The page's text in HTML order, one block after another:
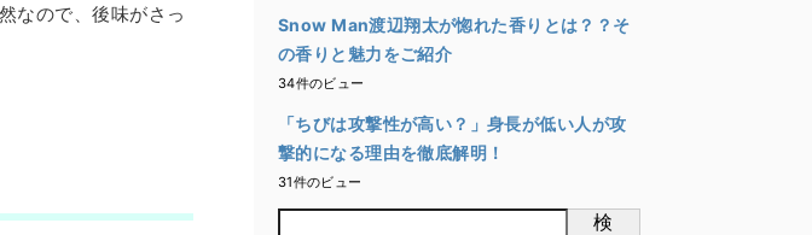
なので、後味がさっ
Snow Man渡辺翔太が惚れた香りとは？？そ
の香りと魅力をご紹介
34件のビュー
「ちびは攻撃性が高い？」身長が低い人が攻
撃的になる理由を徹底解明！
31件のビュー
検